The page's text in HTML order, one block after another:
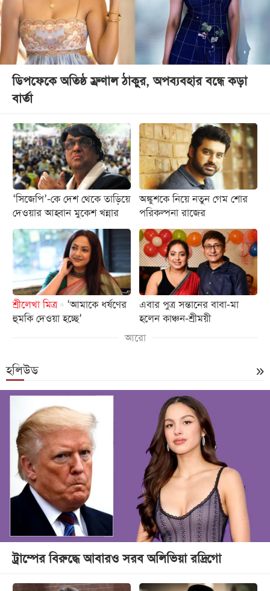
ডিপফেকে অতিষ্ঠ ম্রুণাল ঠাকুর, অপব্যবহার বন্ধে কড়া
বার্তা
‘সিজেপি’-কে দেশ থেকে তাড়িয়ে
দেওয়ার আহ্বান মুকেশ খন্নার
অঙ্কুশকে নিয়ে নতুন গেম শোর
পরিকল্পনা রাজের
শ্রীলেখা মিত্র
‘আমাকে ধর্ষণের
হুমকি দেওয়া হচ্ছে’
এবার পুত্র সন্তানের বাবা-মা
হলেন কাঞ্চন-শ্রীময়ী
আরো
হলিউড
ট্রাম্পের বিরুদ্ধে আবারও সরব অলিভিয়া রদ্রিগো